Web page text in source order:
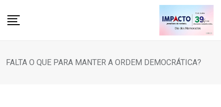
FALTA O QUE PARA MANTER A ORDEM DEMOCRÁTICA?